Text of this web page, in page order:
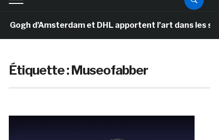
d’Amsterdam et DHL apportent l’art dans les
Étiquette :Museofabber